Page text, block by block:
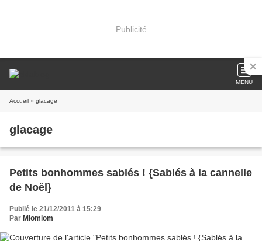
Publicité
MENU
Accueil » glacage
glacage
Petits bonhommes sablés ! {Sablés à la cannelle
de Noël}
Publié le 21/12/2011 à 15:29
Par Miomiom